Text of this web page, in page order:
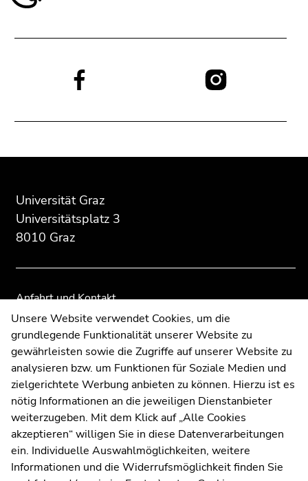
Seitenbereichs:
Zusatzinformationen:
Universität Graz
Universitätsplatz 3
8010 Graz
Anfahrt und Kontakt
Kommunikation und Öffentlichkeitsarbeit
Moodle
UNIGRAZonline
Impressum
Datenschutzerklärung
Cookie-Einstellungen
Barrierefreiheitserklärung
Seitenbereichs.
Übersicht
Seitenbereichs.
Übersicht
Unsere Website verwendet Cookies, um die
grundlegende Funktionalität unserer Website zu
gewährleisten sowie die Zugriffe auf unserer Website zu
analysieren bzw. um Funktionen für Soziale Medien und
zielgerichtete Werbung anbieten zu können. Hierzu ist es
nötig Informationen an die jeweiligen Dienstanbieter
weiterzugeben. Mit dem Klick auf „Alle Cookies
akzeptieren“ willigen Sie in diese Datenverarbeitungen
ein. Individuelle Auswahlmöglichkeiten, weitere
Informationen und die Widerrufsmöglichkeit finden Sie